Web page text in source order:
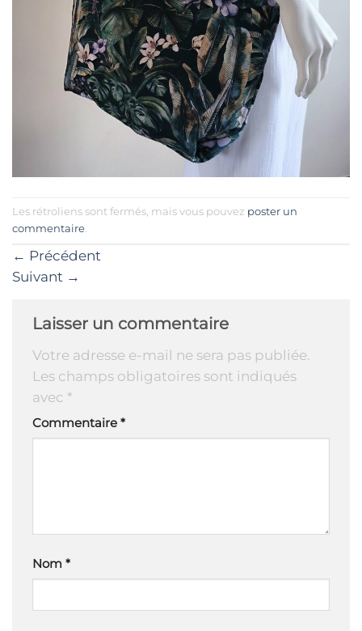
Les rétroliens sont fermés, mais vous pouvez poster un
commentaire
← Précédent
Suivant →
Laisser un commentaire
Votre adresse e-mail ne sera pas publiée.
Les champs obligatoires sont indiqués
avec *
Commentaire *
Nom *